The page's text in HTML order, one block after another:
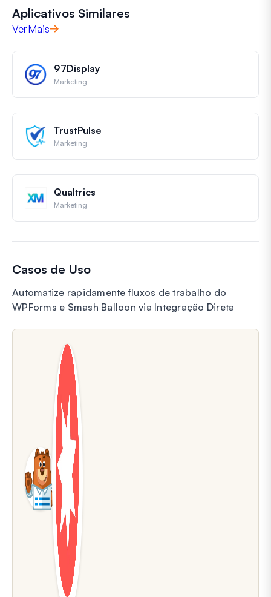
Aplicativos Similares
Ver Mais
97Display
Marketing
TrustPulse
Marketing
Qualtrics
Marketing
Casos de Uso
Automatize rapidamente fluxos de trabalho do
WPForms e Smash Balloon via Integração Direta